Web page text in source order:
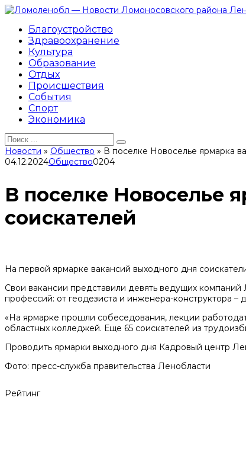
Перейти
контентуБлагоустройство
Здравоохранение
Культура
Образование
Отдых
Происшествия
События
Спорт
Экономика
Search
for:
Новости » Общество » В поселке Новоселье ярмарка
04.12.2024Общество0204
В поселке Новоселье
соискателей
На первой ярмарке вакансий выходного дня
Свои вакансии представили девять ведущих
профессий: от геодезиста и инженера-конструктора –
«На ярмарке прошли собеседования, лекции
областных колледжей. Еще 65 соискателей из
Проводить ярмарки выходного дня Кадровый центр
Фото: пресс-служба правительства Ленобласти
Рейтинг